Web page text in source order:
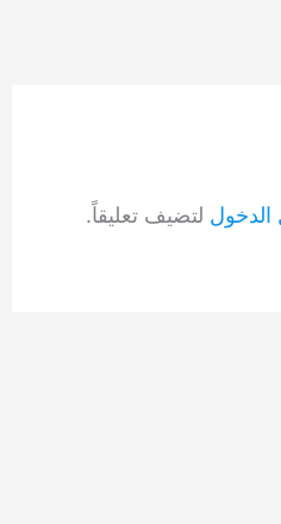
لتضيف تعليقاً.